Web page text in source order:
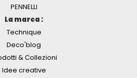
PENNELLI
La marca :
Technique
Deco'blog
& Collezioni
Idee creative